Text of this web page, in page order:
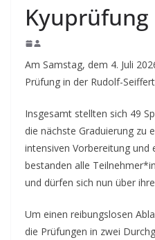
Kyuprüfung
Am Samstag, dem 4. Juli
Prüfung in der Rudolf-
Insgesamt stellten sich 49
die nächste Graduierung zu
intensiven Vorbereitung und
bestanden alle
und dürfen sich nun über
Um einen reibungslosen
die Prüfungen in zwei